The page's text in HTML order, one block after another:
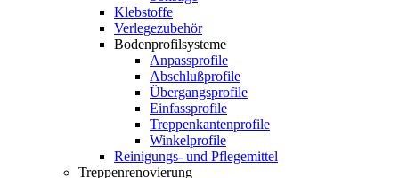
Klebstoffe
Verlegezubehör
Bodenprofilsysteme
Anpassprofile
Abschlußprofile
Übergangsprofile
Einfassprofile
Treppenkantenprofile
Winkelprofile
Reinigungs- und Pflegemittel
Treppenrenovierung